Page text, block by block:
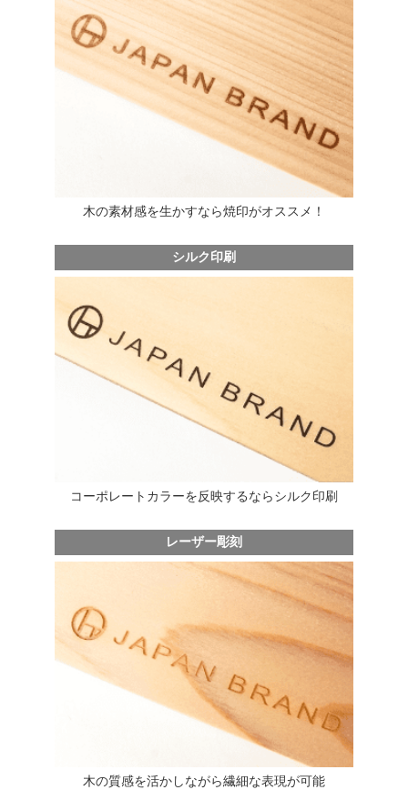
木の素材感を生かすなら焼印がオススメ！
シルク印刷
コーポレートカラーを反映するならシルク印刷
レーザー彫刻
木の質感を活かしながら繊細な表現が可能